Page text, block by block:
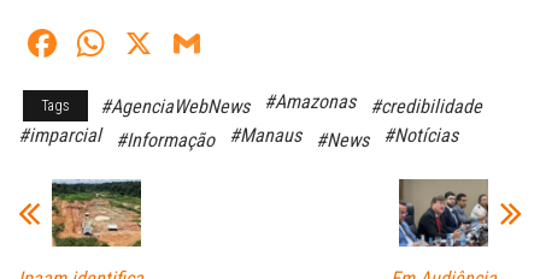
Fa
ce
bo
W
ts
A
pp
X
ail
Tags #AgenciaWebNews #Amazonas
#credibilidade
#imparcial
#Informação #Manaus #News #Notícias